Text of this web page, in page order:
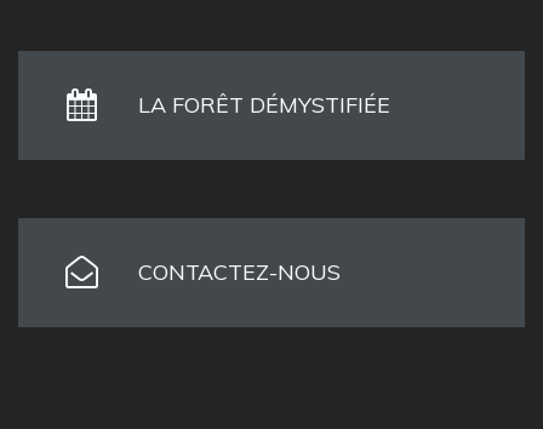
LA FORÊT DÉMYSTIFIÉE
CONTACTEZ-NOUS